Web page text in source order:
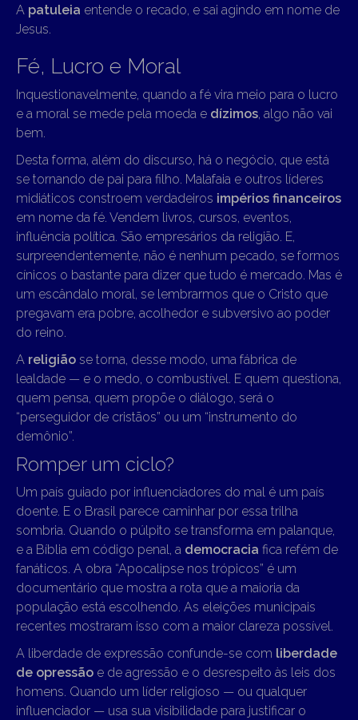
A patuleia entende o recado, e sai agindo em nome de
Jesus.
Fé, Lucro e Moral
Inquestionavelmente, quando a fé vira meio para o lucro
e a moral se mede pela moeda e dízimos, algo não vai
bem.
Desta forma, além do discurso, há o negócio, que está
se tornando de pai para filho. Malafaia e outros líderes
midiáticos constroem verdadeiros impérios financeiros
em nome da fé. Vendem livros, cursos, eventos,
influência política. São empresários da religião. E,
surpreendentemente, não é nenhum pecado, se formos
cínicos o bastante para dizer que tudo é mercado. Mas é
um escândalo moral, se lembrarmos que o Cristo que
pregavam era pobre, acolhedor e subversivo ao poder
do reino.
A religião se torna, desse modo, uma fábrica de
lealdade — e o medo, o combustível. E quem questiona,
quem pensa, quem propõe o diálogo, será o
“perseguidor de cristãos” ou um “instrumento do
demônio”.
Romper um ciclo?
Um país guiado por influenciadores do mal é um país
doente. E o Brasil parece caminhar por essa trilha
sombria. Quando o púlpito se transforma em palanque,
e a Bíblia em código penal, a democracia fica refém de
fanáticos. A obra “Apocalipse nos trópicos” é um
documentário que mostra a rota que a maioria da
população está escolhendo. As eleições municipais
recentes mostraram isso com a maior clareza possível.
A liberdade de expressão confunde-se com liberdade
de opressão e de agressão e o desrespeito às leis dos
homens. Quando um líder religioso — ou qualquer
influenciador — usa sua visibilidade para justificar o